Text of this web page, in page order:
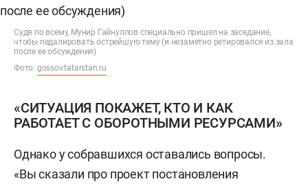
Судя по всему, Мунир Гайнуллов специально пришел на заседание,
чтобы педалировать острейшую тему (и незаметно ретировался из зала
после ее обсуждения)
Фото: gossov.tatarstan.ru
«СИТУАЦИЯ ПОКАЖЕТ, КТО И КАК
РАБОТАЕТ С ОБОРОТНЫМИ РЕСУРСАМИ»
Однако у собравшихся оставались вопросы.
«Вы сказали про проект постановления